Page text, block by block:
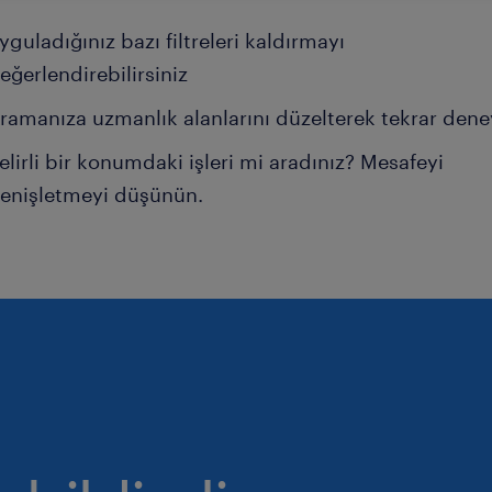
bazı filtreleri kaldırmayı
uzmanlık alanlarını düzelterek tekrar
bir konumdaki işleri mi aradınız? Mesafeyi
düşünün.